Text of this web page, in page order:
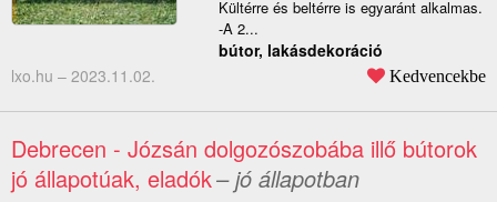
Kültérre és beltérre is egyaránt alkalmas.
-A 2...
bútor, lakásdekoráció
lxo.hu – 2023.11.02. Kedvencekbe
Debrecen - Józsán dolgozószobába illő bútorok
jó állapotúak, eladók– jó állapotban